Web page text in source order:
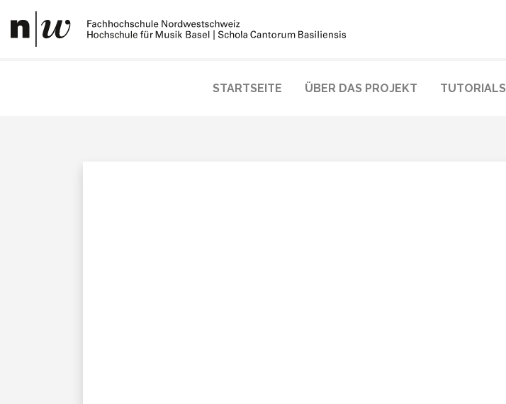
STARTSEITE ÜBER DAS PROJEKT TUTORIALS